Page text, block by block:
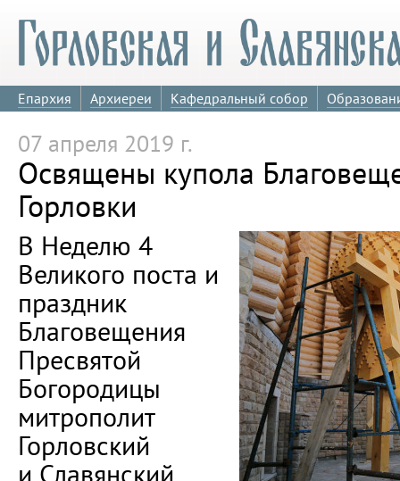
Епархия Архиереи Кафедральный собор
07 апреля 2019 г.
Освящены купола
Горловки
В Неделю 4
Великого поста и
праздник
Благовещения
Пресвятой
Богородицы
митрополит
Горловский
и Славянский